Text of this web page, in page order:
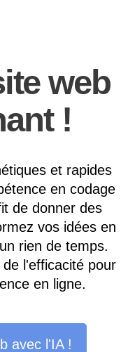
web
!
et rapides
en codage
de donner des
vos idées en
rien de temps.
l'efficacité pour
en ligne.
avec l'IA !